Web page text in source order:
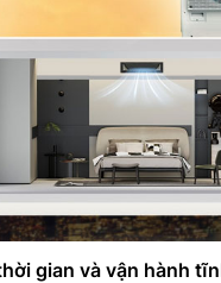
gian và vận hành